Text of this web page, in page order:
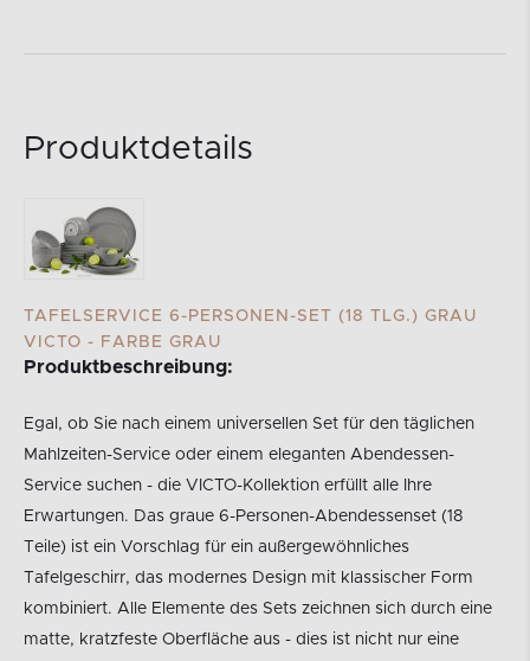
Produktdetails
TAFELSERVICE 6-PERSONEN-SET (18 TLG.) GRAU
VICTO - FARBE GRAU
Produktbeschreibung:
Egal, ob Sie nach einem universellen Set für den täglichen
Mahlzeiten-Service oder einem eleganten Abendessen-
Service suchen - die VICTO-Kollektion erfüllt alle Ihre
Erwartungen. Das graue 6-Personen-Abendessenset (18
Teile) ist ein Vorschlag für ein außergewöhnliches
Tafelgeschirr, das modernes Design mit klassischer Form
kombiniert. Alle Elemente des Sets zeichnen sich durch eine
matte, kratzfeste Oberfläche aus - dies ist nicht nur eine